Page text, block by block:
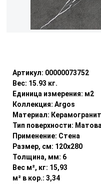
Артикул: 00000073752
Вес: 15.93 кг.
Единица измерения: м2
Коллекция: Argos
Материал: Керамогранит
Тип поверхности:
Применение: Стена
Размер, см: 120x280
Толщина, мм: 6
Вес м², кг: 15,93
м² в кор.: 3,34